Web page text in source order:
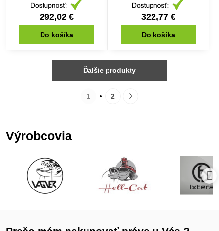
292,02 €
Do košíka
322,77 €
Do košíka
Ďalšie produkty
1 2
Výrobcovia